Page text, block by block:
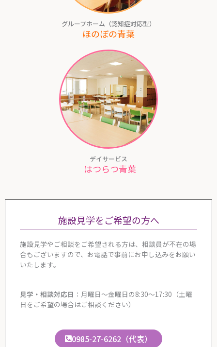
グループホーム（認知症対応型）
ほのぼの青葉
デイサービス
はつらつ青葉
施設見学をご希望の方へ
施設見学やご相談をご希望される方は、相談員が不在の場
合もございますので、お電話で事前にお申し込みをお願い
いたします。
見学・相談対応日 ：月曜日～金曜日の8:30～17:30（土曜
日をご希望の場合はご相談ください）
0985-27-6262（代表）